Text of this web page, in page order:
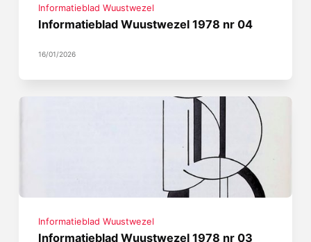
Informatieblad Wuustwezel
Informatieblad Wuustwezel 1978 nr 04
16/01/2026
Informatieblad Wuustwezel
Informatieblad Wuustwezel 1978 nr 03